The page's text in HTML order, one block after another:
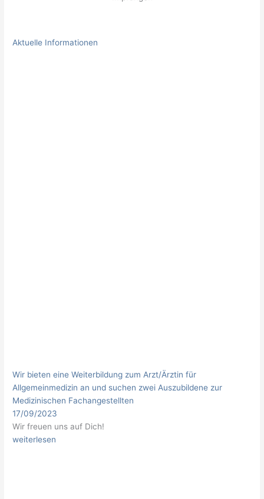
Aktuelle Informationen
Wir bieten eine Weiterbildung zum Arzt/Ärztin für
Allgemeinmedizin an und suchen zwei Auszubildene zur
Medizinischen Fachangestellten
17/09/2023
Wir freuen uns auf Dich!
weiterlesen